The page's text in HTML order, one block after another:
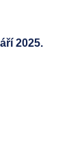
2025.